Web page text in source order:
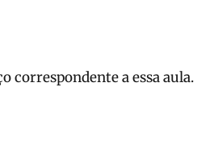
correspondente a essa aula.